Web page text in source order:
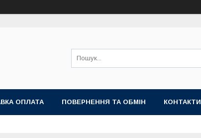
ОПЛАТА ПОВЕРНЕННЯ ТА ОБМІН КОНТАКТИ